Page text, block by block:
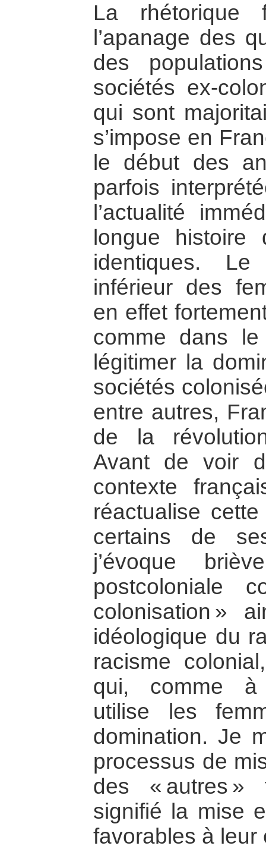
La rhétorique
l’apanage des
des
sociétés ex-
qui sont
s’impose en
le début des
parfois
l’actualité
longue
identiques.
inférieur des
en effet
comme dans
légitimer la
sociétés
entre autres,
de la
Avant de voir
contexte
réactualise
certains de
j’évoque
postcoloniale
colonisation »
idéologique du
racisme
qui, comme à
utilise les
domination. Je
processus de
des « autres »
signifié la mise
favorables à leur